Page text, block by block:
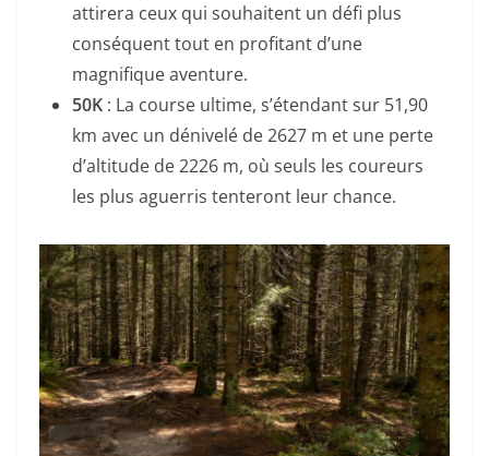
attirera ceux qui souhaitent un défi plus
conséquent tout en profitant d’une
magnifique aventure.
50K : La course ultime, s’étendant sur 51,90
km avec un dénivelé de 2627 m et une perte
d’altitude de 2226 m, où seuls les coureurs
les plus aguerris tenteront leur chance.